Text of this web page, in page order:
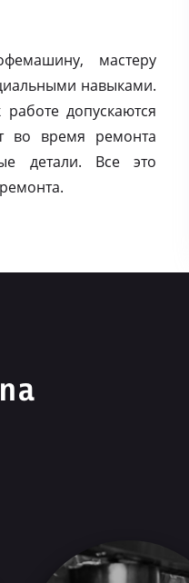
мастеру
навыками.
допускаются
во время ремонта
детали. Все это